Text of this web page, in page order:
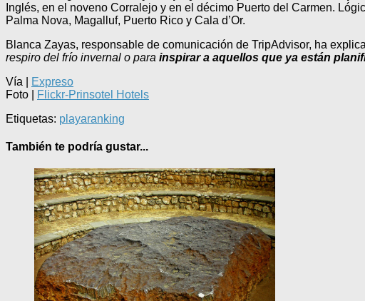
Inglés, en el noveno Corralejo y en el décimo Puerto del Carmen.
Palma Nova, Magalluf, Puerto Rico y Cala d’Or.
Blanca Zayas, responsable de comunicación de TripAdvisor, ha
respiro del frío invernal o para inspirar a aquellos que ya están
Vía |
Expreso
Foto |
Flickr-Prinsotel Hotels
Etiquetas: playaranking
También te podría gustar...